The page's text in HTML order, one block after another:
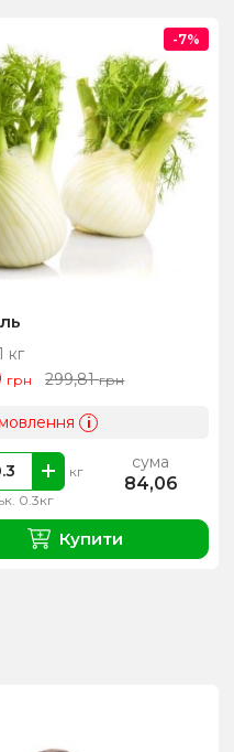
кг
грн 299,81грн
i
0.3кг
кг сума
84,06
Купити
-7%